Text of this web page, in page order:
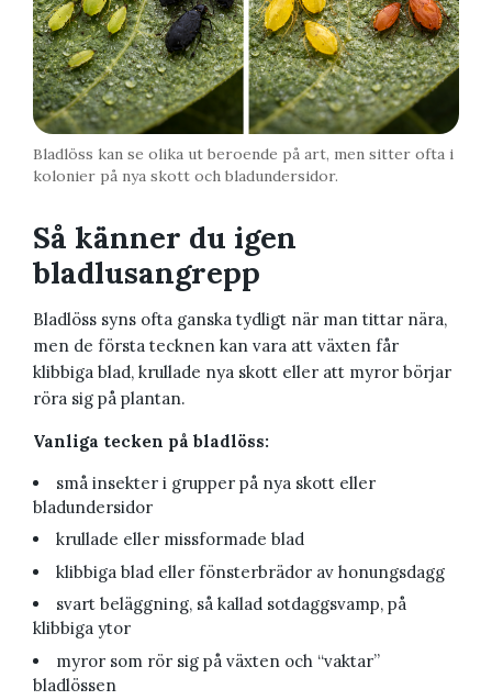
Bladlöss kan se olika ut beroende på art, men sitter ofta i
kolonier på nya skott och bladundersidor.
Så känner du igen
bladlusangrepp
Bladlöss syns ofta ganska tydligt när man tittar nära,
men de första tecknen kan vara att växten får
klibbiga blad, krullade nya skott eller att myror börjar
röra sig på plantan.
Vanliga tecken på bladlöss:
små insekter i grupper på nya skott eller
bladundersidor
krullade eller missformade blad
klibbiga blad eller fönsterbrädor av honungsdagg
svart beläggning, så kallad sotdaggsvamp, på
klibbiga ytor
myror som rör sig på växten och “vaktar”
bladlössen